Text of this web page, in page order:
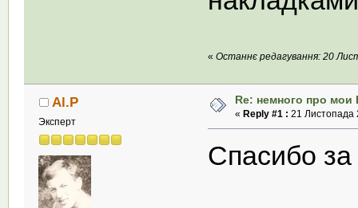
«Останнє редагування: 20
Al.P
Эксперт
Re: немного про мои
« Reply #1 : 21 Листопада
Спасибо